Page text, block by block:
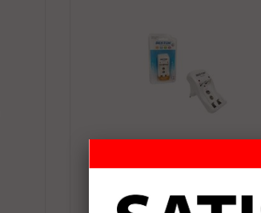
VOLT PİL ŞARJ ALETİ